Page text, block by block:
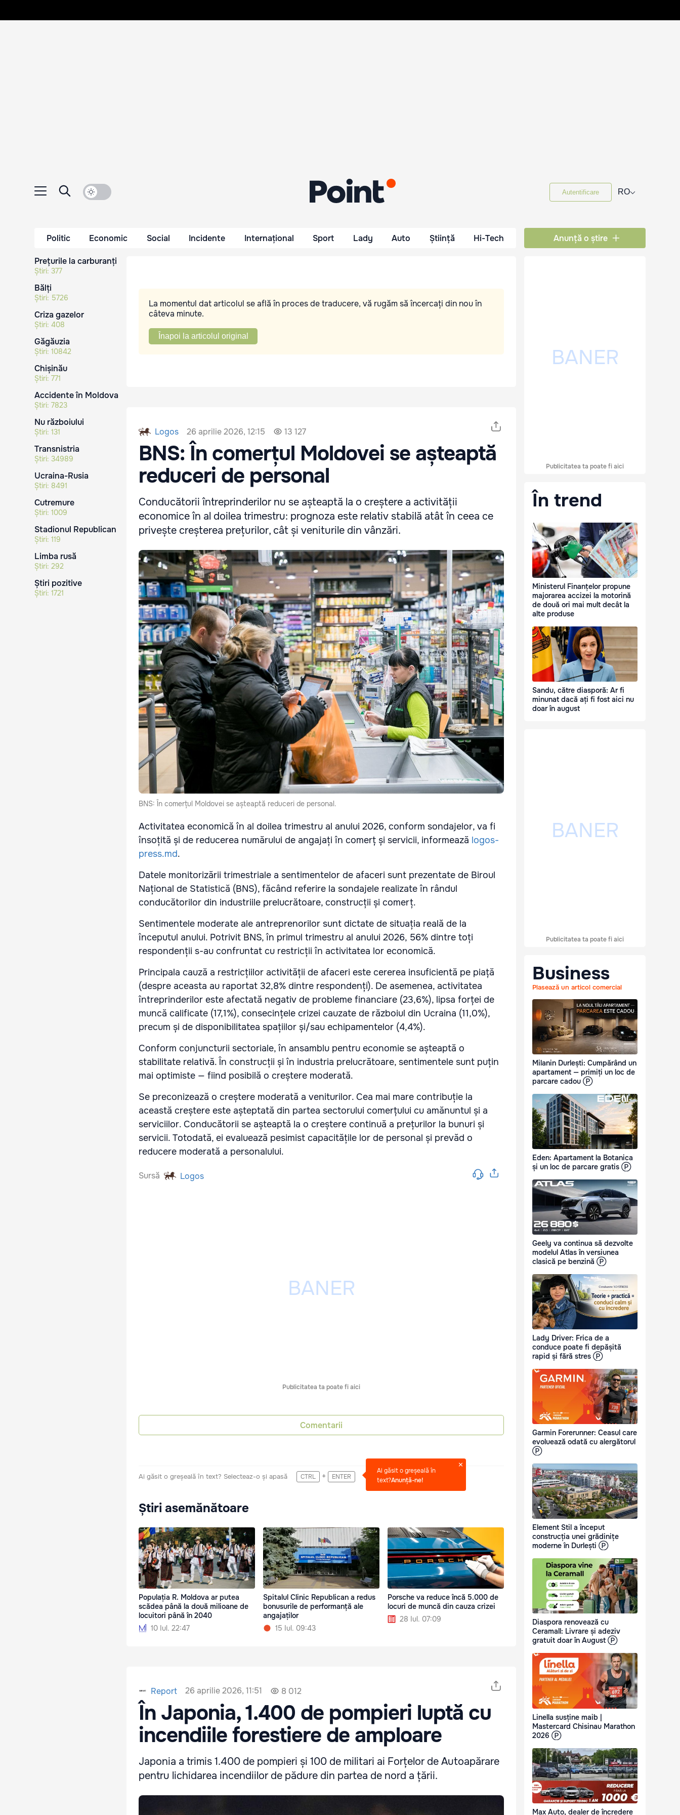
Autentificare RO⌵
Politic Economic Social Incidente Internațional Sport Lady Auto Știință Hi-Tech Anunță o știre
Prețurile la carburanți
Știri: 377
Bălți
Știri: 5726
Criza gazelor
Știri: 408
Găgăuzia
Știri: 10842
Chișinău
Știri: 771
Accidente în Moldova
Știri: 7823
Nu războiului
Știri: 131
Transnistria
Știri: 34989
Ucraina-Rusia
Știri: 8491
Cutremure
Știri: 1009
Stadionul Republican
Știri: 119
Limba rusă
Știri: 292
Știri pozitive
Știri: 1721
La momentul dat articolul se află în proces de traducere, vă rugăm să încercați din nou în
câteva minute.
Înapoi la articolul original
Logos 26 aprilie 2026, 12:15 13 127
BNS: În comerțul Moldovei se așteaptă
reduceri de personal
Conducătorii întreprinderilor nu se așteaptă la o creștere a activității
economice în al doilea trimestru: prognoza este relativ stabilă atât în ceea ce
privește creșterea prețurilor, cât și veniturile din vânzări.
BNS: În comerțul Moldovei se așteaptă reduceri de personal.
Activitatea economică în al doilea trimestru al anului 2026, conform sondajelor, va fi
însoțită și de reducerea numărului de angajați în comerț și servicii, informează logos-
press.md.
Datele monitorizării trimestriale a sentimentelor de afaceri sunt prezentate de Biroul
Național de Statistică (BNS), făcând referire la sondajele realizate în rândul
conducătorilor din industriile prelucrătoare, construcții și comerț.
Sentimentele moderate ale antreprenorilor sunt dictate de situația reală de la
începutul anului. Potrivit BNS, în primul trimestru al anului 2026, 56% dintre toți
respondenții s-au confruntat cu restricții în activitatea lor economică.
Principala cauză a restricțiilor activității de afaceri este cererea insuficientă pe piață
(despre aceasta au raportat 32,8% dintre respondenți). De asemenea, activitatea
întreprinderilor este afectată negativ de probleme financiare (23,6%), lipsa forței de
muncă calificate (17,1%), consecințele crizei cauzate de războiul din Ucraina (11,0%),
precum și de disponibilitatea spațiilor și/sau echipamentelor (4,4%).
Conform conjuncturii sectoriale, în ansamblu pentru economie se așteaptă o
stabilitate relativă. În construcții și în industria prelucrătoare, sentimentele sunt puțin
mai optimiste — fiind posibilă o creștere moderată.
Se preconizează o creștere moderată a veniturilor. Cea mai mare contribuție la
această creștere este așteptată din partea sectorului comerțului cu amănuntul și a
serviciilor. Conducătorii se așteaptă la o creștere continuă a prețurilor la bunuri și
servicii. Totodată, ei evaluează pesimist capacitățile lor de personal și prevăd o
reducere moderată a personalului.
Sursă Logos
Publicitatea ta poate fi aici
Comentarii
Ai găsit o greșeală în text? Selecteaz-o și apasă CTRL + ENTER
Ai găsit o greșeală în
text?Anunță-ne!
Știri asemănătoare
Populația R. Moldova ar putea
scădea până la două milioane de
locuitori până în 2040
10 Iul. 22:47
Spitalul Clinic Republican a redus
bonusurile de performanță ale
angajaților
15 Iul. 09:43
Porsche va reduce încă 5.000 de
locuri de muncă din cauza crizei
28 Iul. 07:09
Report 26 aprilie 2026, 11:51 8 012
În Japonia, 1.400 de pompieri luptă cu
incendiile forestiere de amploare
Japonia a trimis 1.400 de pompieri și 100 de militari ai Forțelor de Autoapărare
pentru lichidarea incendiilor de pădure din partea de nord a țării.
Publicitatea ta poate fi aici
În trend
Ministerul Finanțelor propune
majorarea accizei la motorină
de două ori mai mult decât la
alte produse
Sandu, către diasporă: Ar fi
minunat dacă ați fi fost aici nu
doar în august
Publicitatea ta poate fi aici
Business
Plasează un articol comercial
Milanin Durlești: Cumpărând un
apartament — primiți un loc de
parcare cadou Ⓟ
Eden: Apartament la Botanica
și un loc de parcare gratis Ⓟ
Geely va continua să dezvolte
modelul Atlas în versiunea
clasică pe benzină Ⓟ
Lady Driver: Frica de a
conduce poate fi depășită
rapid și fără stres Ⓟ
Garmin Forerunner: Ceasul care
evoluează odată cu alergătorul
Ⓟ
Element Stil a început
construcția unei grădinițe
moderne în Durlești Ⓟ
Diaspora renovează cu
Ceramall: Livrare și adeziv
gratuit doar în August Ⓟ
Linella susține maib |
Mastercard Chisinau Marathon
2026 Ⓟ
Max Auto, dealer de încredere